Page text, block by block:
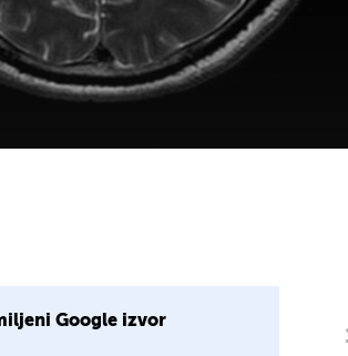
Google izvor